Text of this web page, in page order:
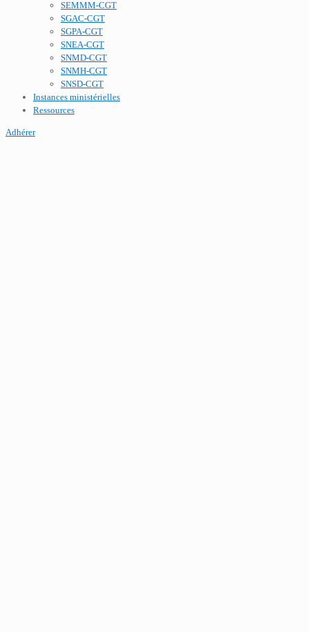
SEMMM-CGT
SGAC-CGT
SGPA-CGT
SNEA-CGT
SNMD-CGT
SNMH-CGT
SNSD-CGT
Instances ministérielles
Ressources
Adhérer